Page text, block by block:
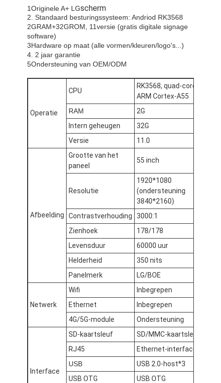
1Originele A+ LGscherm
2. Standaard besturingssysteem: Andriod RK3568
2GRAM+32GROM, 11versie (gratis digitale signage
software)
3Hardware op maat (alle vormen/kleuren/logo's...)
4. 2 jaar garantie
5Ondersteuning van OEM/ODM
Operatie
CPU
RK3568, quad-core
ARM Cortex-A55
RAM
2G
Intern geheugen
32G
Versie
11.0
Afbeelding
Grootte van het
paneel
55 inch
Resolutie
1920*1080
(ondersteuning
3840*2160)
Contrastverhouding
3000:1
Zienhoek
178/178
Levensduur
60000 uur
Helderheid
350 nits
Panelmerk
LG/BOE
Netwerk
Wifi
Inbegrepen
Ethernet
Inbegrepen
4G/5G-module
Ondersteuning
Interface
SD-kaartsleuf
SD/MMC-kaartsleuf
RJ45
Ethernet-interface
USB
USB 2.0-host*3
USB OTG
USB OTG